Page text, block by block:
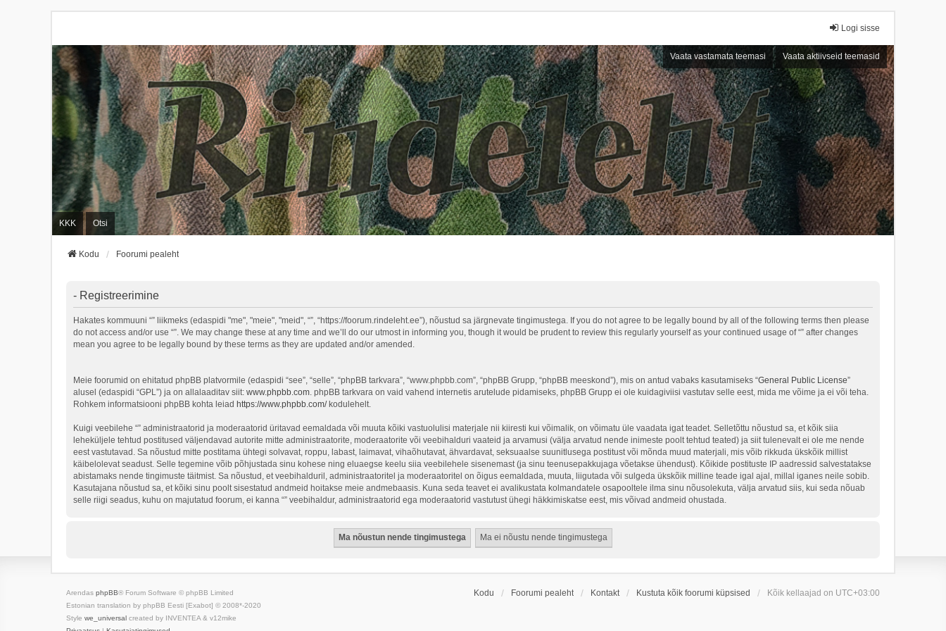
Logi sisse
Vaata vastamata teemasi Vaata aktiivseid teemasid
KKK Otsi
Kodu Foorumi pealeht
- Registreerimine
Hakates kommuuni “” liikmeks (edaspidi "me", "meie", "meid", “”, “https://foorum.rindeleht.ee”), nõustud sa järgnevate tingimustega. If you do not agree to be legally bound by all of the following terms then please
do not access and/or use “”. We may change these at any time and we’ll do our utmost in informing you, though it would be prudent to review this regularly yourself as your continued usage of “” after changes
mean you agree to be legally bound by these terms as they are updated and/or amended.
Meie foorumid on ehitatud phpBB platvormile (edaspidi “see”, “selle”, “phpBB tarkvara”, “www.phpbb.com”, “phpBB Grupp, “phpBB meeskond”), mis on antud vabaks kasutamiseks “General Public License”
alusel (edaspidi “GPL”) ja on allalaaditav siit: www.phpbb.com. phpBB tarkvara on vaid vahend internetis arutelude pidamiseks, phpBB Grupp ei ole kuidagiviisi vastutav selle eest, mida me võime ja ei või teha.
Rohkem informatsiooni phpBB kohta leiad https://www.phpbb.com/kodulehelt.
Kuigi veebilehe “” administraatorid ja moderaatorid üritavad eemaldada või muuta kõiki vastuolulisi materjale nii kiiresti kui võimalik, on võimatu üle vaadata igat teadet. Selletõttu nõustud sa, et kõik siia
leheküljele tehtud postitused väljendavad autorite mitte administraatorite, moderaatorite või veebihalduri vaateid ja arvamusi (välja arvatud nende inimeste poolt tehtud teated) ja siit tulenevalt ei ole me nende
eest vastutavad. Sa nõustud mitte postitama ühtegi solvavat, roppu, labast, laimavat, vihaõhutavat, ähvardavat, seksuaalse suunitlusega postitust või mõnda muud materjali, mis võib rikkuda ükskõik millist
käibelolevat seadust. Selle tegemine võib põhjustada sinu kohese ning eluaegse keelu siia veebilehele sisenemast (ja sinu teenusepakkujaga võetakse ühendust). Kõikide postituste IP aadressid salvestatakse
abistamaks nende tingimuste täitmist. Sa nõustud, et veebihalduril, administraatoritel ja moderaatoritel on õigus eemaldada, muuta, liigutada või sulgeda ükskõik milline teade igal ajal, millal iganes neile sobib.
Kasutajana nõustud sa, et kõiki sinu poolt sisestatud andmeid hoitakse meie andmebaasis. Kuna seda teavet ei avalikustata kolmandatele osapooltele ilma sinu nõusolekuta, välja arvatud siis, kui seda nõuab
selle riigi seadus, kuhu on majutatud foorum, ei kanna “” veebihaldur, administraatorid ega moderaatorid vastutust ühegi häkkimiskatse eest, mis võivad andmeid ohustada.
Kodu Foorumi pealeht Kontakt Kustuta kõik foorumi küpsised Kõik kellaajad on UTC+03:00
Arendas phpBB® Forum Software © phpBB Limited
Estonian translation by phpBB Eesti [Exabot] © 2008*-2020
Style we_universal created by INVENTEA & v12mike